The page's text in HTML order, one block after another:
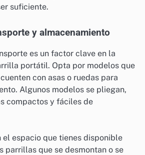
suficiente.
y almacenamiento
es un factor clave en la
portátil. Opta por modelos que
con asas o ruedas para
Algunos modelos se pliegan,
compactos y fáciles de
el espacio que tienes disponible
parrillas que se desmontan o se